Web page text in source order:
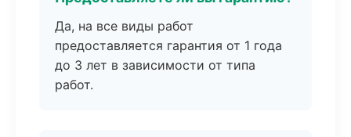
Да, на все виды работ
предоставляется гарантия от 1 года
до 3 лет в зависимости от типа
работ.